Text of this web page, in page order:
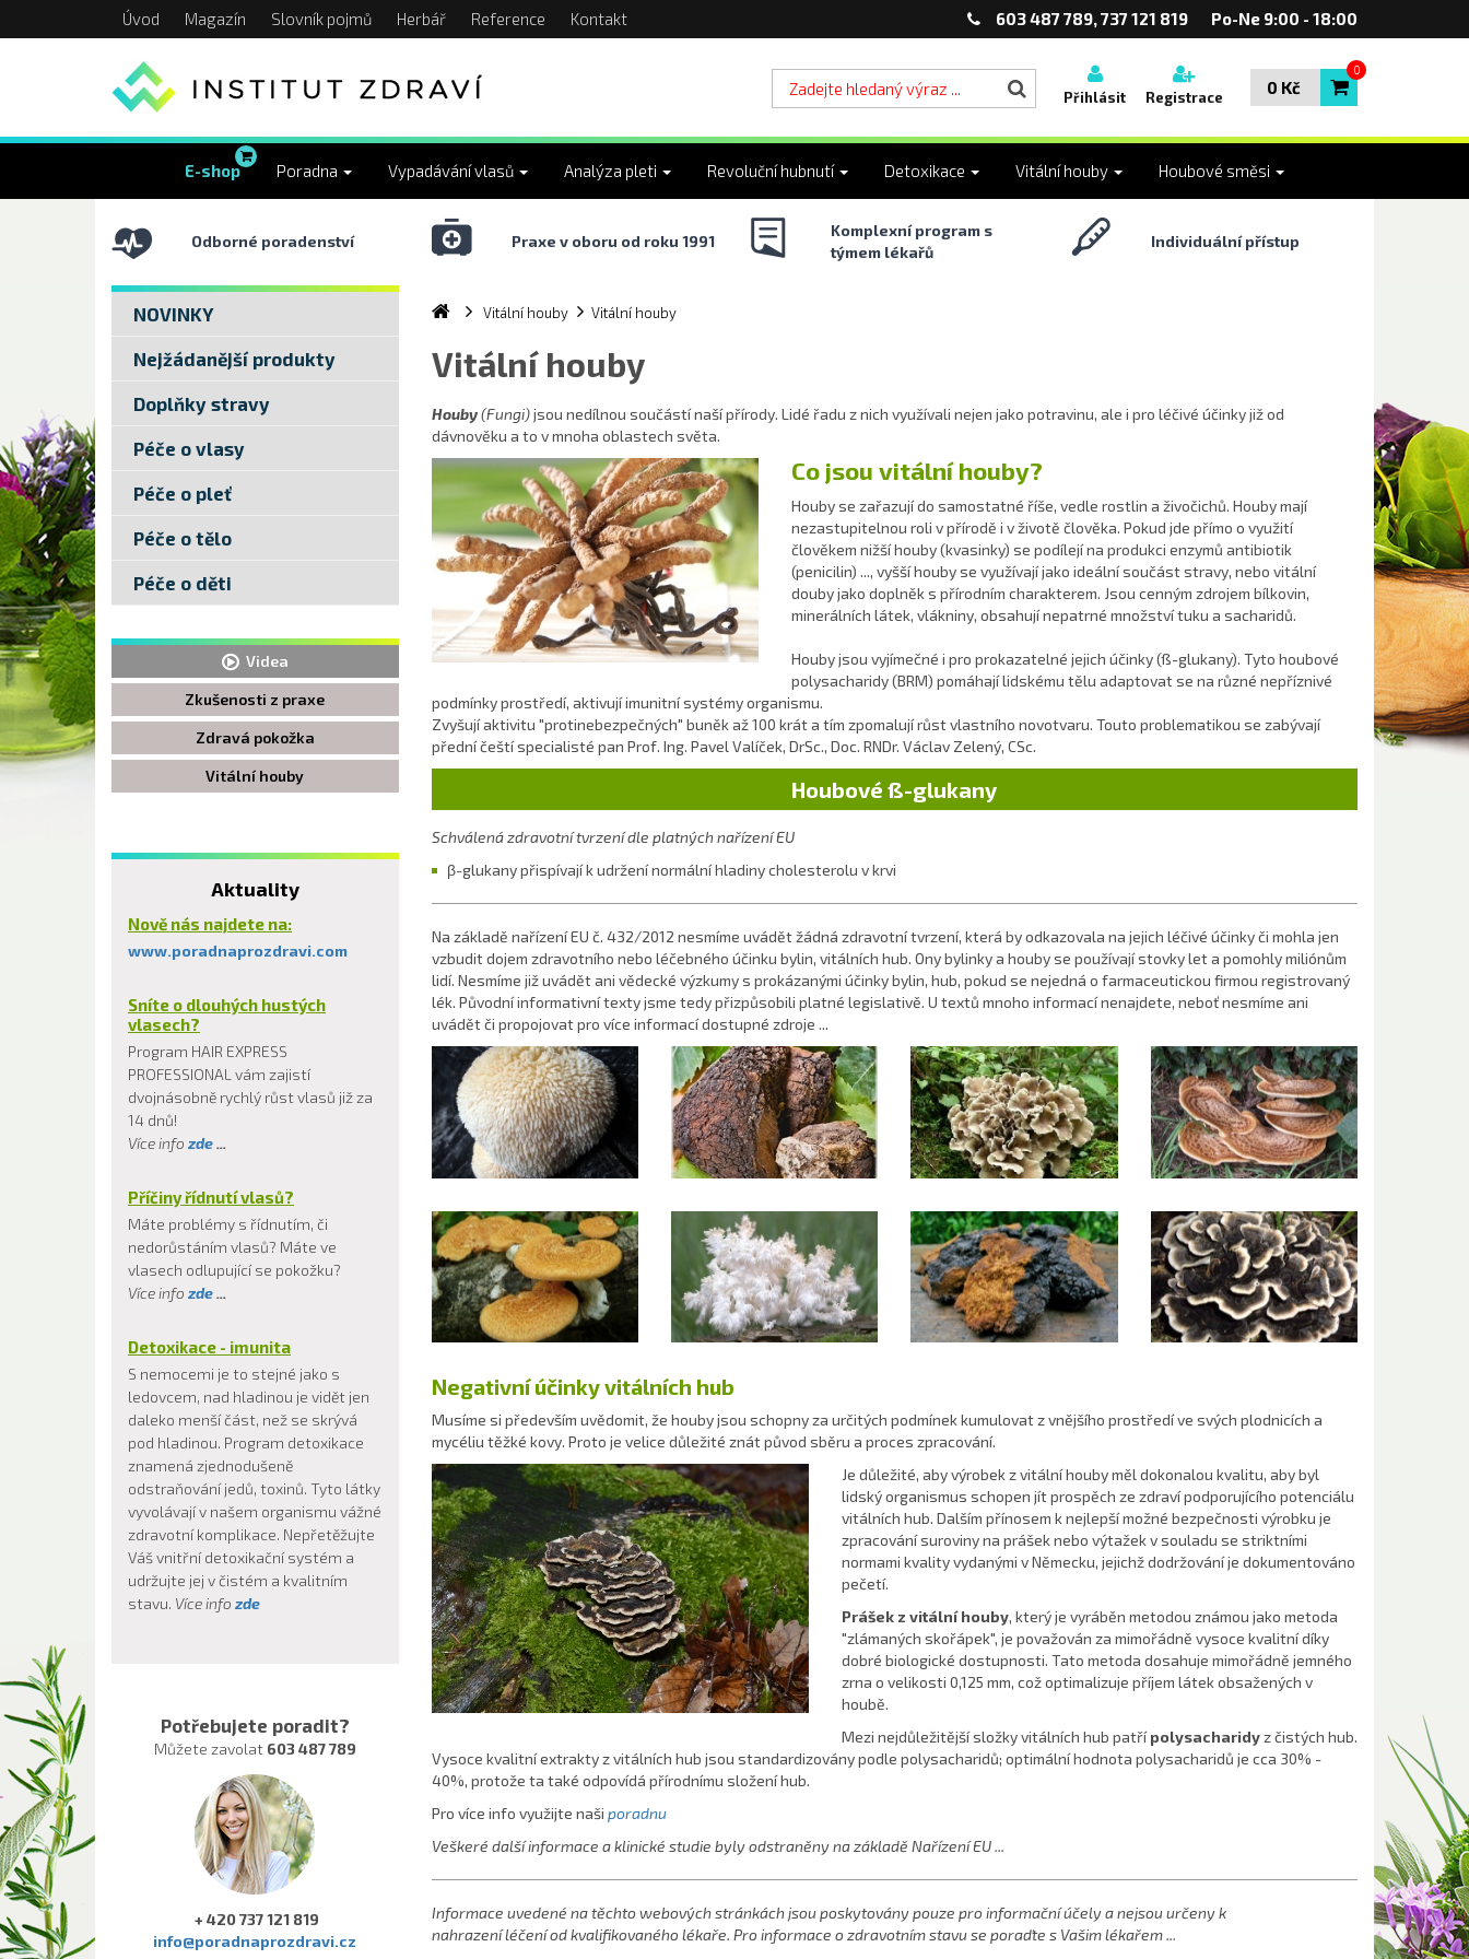
Úvod Magazín Slovník pojmů Herbář Reference Kontakt 603 487 789, 737 121 819 Po-Ne 9:00 - 18:00
Přihlásit Registrace 0 Kč
0
E-shop Poradna Vypadávání vlasů Analýza pleti Revoluční hubnutí Detoxikace Vitální houby Houbové směsi
Odborné poradenství Praxe v oboru od roku 1991
Komplexní program s
týmem lékařů
Individuální přístup
NOVINKY
Nejžádanější produkty
Doplňky stravy
Péče o vlasy
Péče o pleť
Péče o tělo
Péče o děti
Videa
Zkušenosti z praxe
Zdravá pokožka
Vitální houby
Aktuality
Nově nás najdete na:
www.poradnaprozdravi.com
Sníte o dlouhých hustých
vlasech?
Program HAIR EXPRESS
PROFESSIONAL vám zajistí
dvojnásobně rychlý růst vlasů již za
14 dnů!
Více info zde...
Příčiny řídnutí vlasů?
Máte problémy s řídnutím, či
nedorůstáním vlasů? Máte ve
vlasech odlupující se pokožku?
Více info zde...
Detoxikace - imunita
S nemocemi je to stejné jako s
ledovcem, nad hladinou je vidět jen
daleko menší část, než se skrývá
pod hladinou. Program detoxikace
znamená zjednodušeně
odstraňování jedů, toxinů. Tyto látky
vyvolávají v našem organismu vážné
zdravotní komplikace. Nepřetěžujte
Váš vnitřní detoxikační systém a
udržujte jej v čistém a kvalitním
stavu. Více info zde
Potřebujete poradit?
Můžete zavolat603 487 789
+ 420 737 121 819
info@poradnaprozdravi.cz
Vitální houby Vitální houby
Vitální houby
Houby (Fungi)jsou nedílnou součástí naší přírody. Lidé řadu z nich využívali nejen jako potravinu, ale i pro léčivé účinky již od
dávnověku a to v mnoha oblastech světa.
Co jsou vitální houby?
Houby se zařazují do samostatné říše, vedle rostlin a živočichů. Houby mají
nezastupitelnou roli v přírodě i v životě člověka. Pokud jde přímo o využití
člověkem nižší houby (kvasinky) se podílejí na produkci enzymů antibiotik
(penicilin) ..., vyšší houby se využívají jako ideální součást stravy, nebo vitální
douby jako doplněk s přírodním charakterem. Jsou cenným zdrojem bílkovin,
minerálních látek, vlákniny, obsahují nepatrné množství tuku a sacharidů.
Houby jsou vyjímečné i pro prokazatelné jejich účinky (ß-glukany). Tyto houbové
polysacharidy (BRM) pomáhají lidskému tělu adaptovat se na různé nepříznivé
podmínky prostředí, aktivují imunitní systémy organismu.
Zvyšují aktivitu "protinebezpečných" buněk až 100 krát a tím zpomalují růst vlastního novotvaru. Touto problematikou se zabývají
přední čeští specialisté pan Prof. Ing. Pavel Valíček, DrSc., Doc. RNDr. Václav Zelený, CSc.
Houbové ß-glukany
Schválená zdravotní tvrzení dle platných nařízení EU
β-glukany přispívají k udržení normální hladiny cholesterolu v krvi
Na základě nařízení EU č. 432/2012 nesmíme uvádět žádná zdravotní tvrzení, která by odkazovala na jejich léčivé účinky či mohla jen
vzbudit dojem zdravotního nebo léčebného účinku bylin, vitálních hub. Ony bylinky a houby se používají stovky let a pomohly miliónům
lidí. Nesmíme již uvádět ani vědecké výzkumy s prokázanými účinky bylin, hub, pokud se nejedná o farmaceutickou firmou registrovaný
lék. Původní informativní texty jsme tedy přizpůsobili platné legislativě. U textů mnoho informací nenajdete, neboť nesmíme ani
uvádět či propojovat pro více informací dostupné zdroje ...
Negativní účinky vitálních hub
Musíme si především uvědomit, že houby jsou schopny za určitých podmínek kumulovat z vnějšího prostředí ve svých plodnicích a
mycéliu těžké kovy. Proto je velice důležité znát původ sběru a proces zpracování.
Je důležité, aby výrobek z vitální houby měl dokonalou kvalitu, aby byl
lidský organismus schopen jít prospěch ze zdraví podporujícího potenciálu
vitálních hub. Dalším přínosem k nejlepší možné bezpečnosti výrobku je
zpracování suroviny na prášek nebo výtažek v souladu se striktními
normami kvality vydanými v Německu, jejichž dodržování je dokumentováno
pečetí.
Prášek z vitální houby, který je vyráběn metodou známou jako metoda
"zlámaných skořápek", je považován za mimořádně vysoce kvalitní díky
dobré biologické dostupnosti. Tato metoda dosahuje mimořádně jemného
zrna o velikosti 0,125 mm, což optimalizuje příjem látek obsažených v
houbě.
Mezi nejdůležitější složky vitálních hub patřípolysacharidyz čistých hub.
Vysoce kvalitní extrakty z vitálních hub jsou standardizovány podle polysacharidů; optimální hodnota polysacharidů je cca 30% -
40%, protože ta také odpovídá přírodnímu složení hub.
Pro více info využijte naši poradnu
Veškeré další informace a klinické studie byly odstraněny na základě Nařízení EU ...
Informace uvedené na těchto webových stránkách jsou poskytovány pouze pro informační účely a nejsou určeny k
nahrazení léčení od kvalifikovaného lékaře. Pro informace o zdravotním stavu se poraďte s Vašim lékařem ...